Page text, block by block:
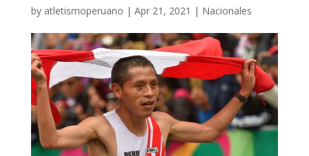
by atletismoperuano | Apr 21, 2021 | Nacionales